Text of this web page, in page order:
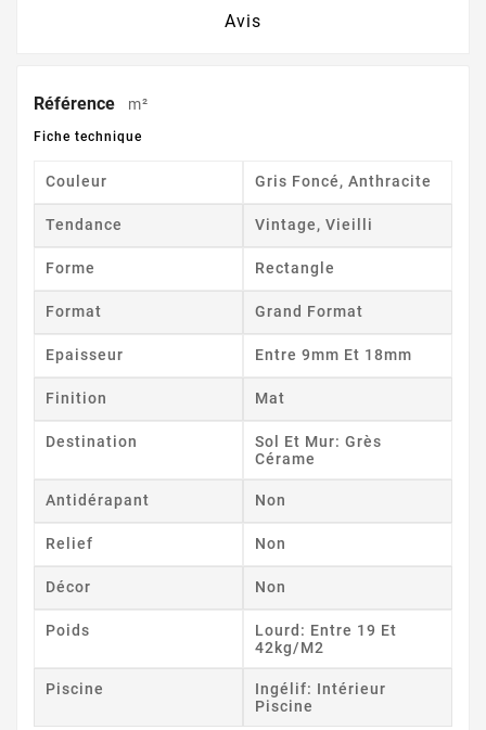
Avis
Référence m²
Fiche technique
Couleur Gris Foncé, Anthracite
Tendance Vintage, Vieilli
Forme Rectangle
Format Grand Format
Epaisseur Entre 9mm Et 18mm
Finition Mat
Destination
Sol Et Mur: Grès
Cérame
Antidérapant Non
Relief Non
Décor Non
Poids
Lourd: Entre 19 Et
42kg/m2
Piscine
Ingélif: Intérieur
Piscine